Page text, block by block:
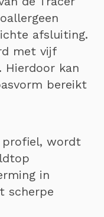
afsluiting.
met vijf
Hierdoor kan
bereikt
profiel, wordt
in
scherpe